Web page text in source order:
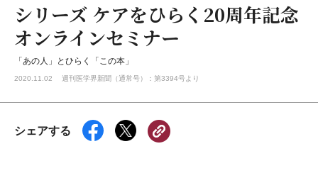
シリーズ ケアをひらく20周年記念
オンラインセミナー
「あの人」とひらく「この本」
2020.11.02 週刊医学界新聞（通常号）：第3394号より
シェアする